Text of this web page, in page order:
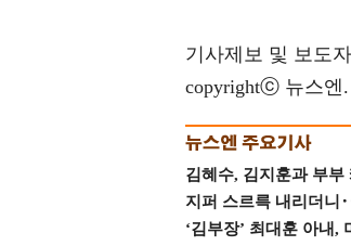
기사제보 및 보도자
copyrightⓒ 뉴스엔
김혜수, 김지훈과 부부
지퍼 스르륵 내리더니
‘김부장’ 최대훈 아내